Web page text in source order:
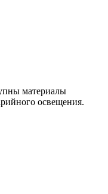
материалы
освещения.